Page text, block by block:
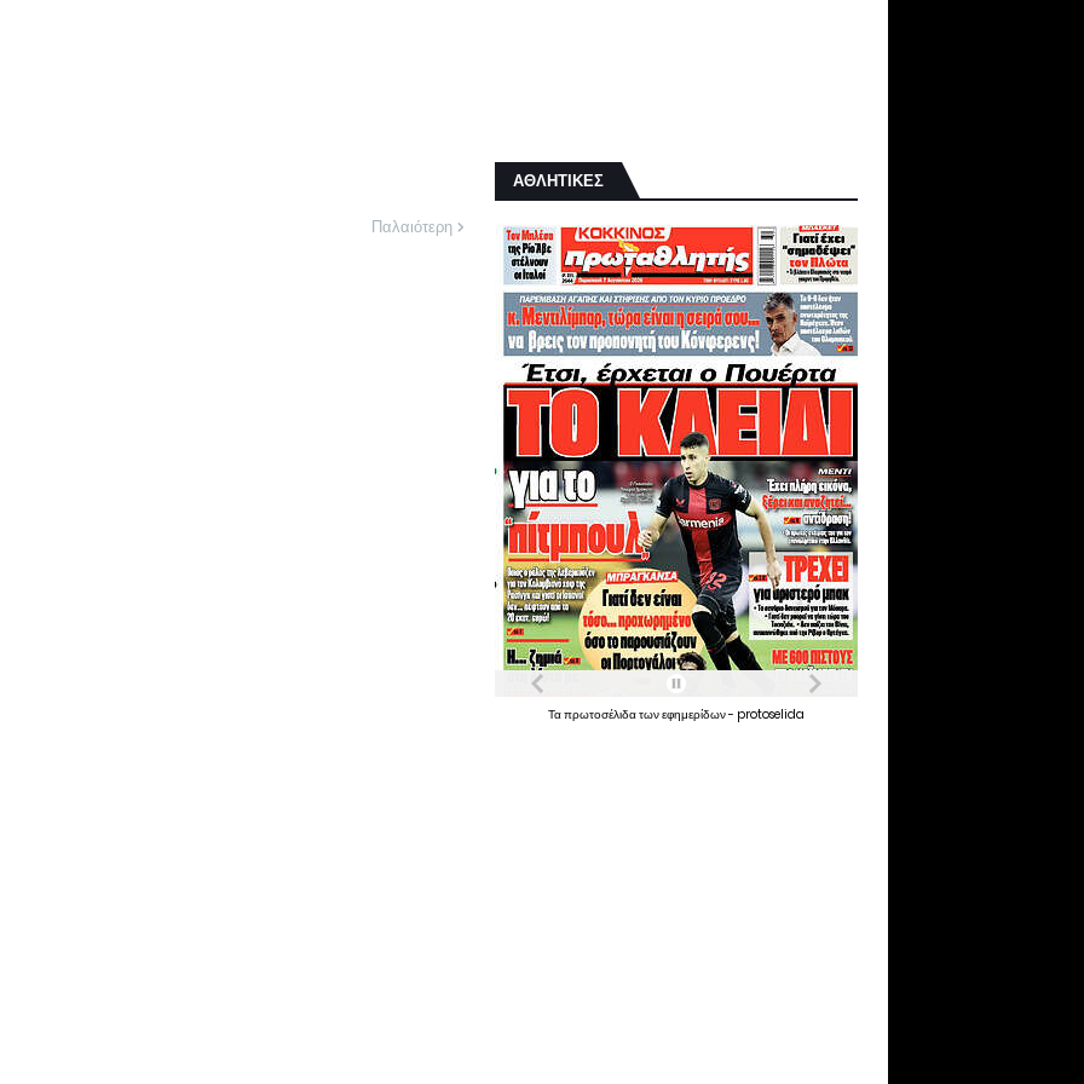
Παλαιότερη
ΑΘΛΗΤΙΚΕΣ
Ταπρωτοσέλιδατωνεφημερίδων- protoselida